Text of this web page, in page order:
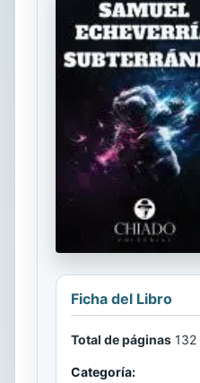
Ficha del Libro
Total de páginas 132
Categoría: